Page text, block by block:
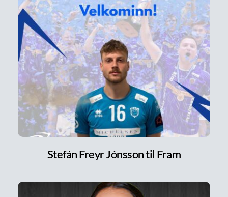
Stefán Freyr Jónsson til Fram